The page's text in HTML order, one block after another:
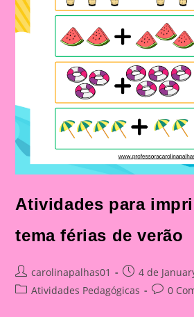
Atividades para
tema férias de verão
Post
author:
carolinapalhas01
Post
published:
4 de
PostAtividades Pedagógicas
Post0